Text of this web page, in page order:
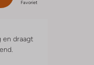
Favoriet
en draagt